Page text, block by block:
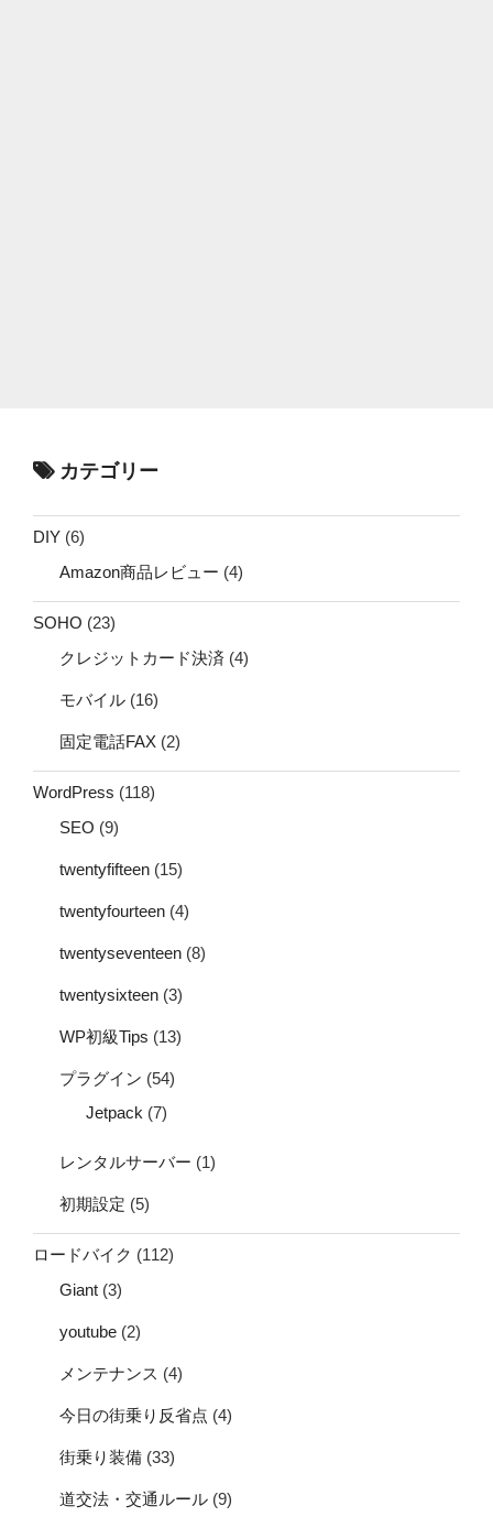
カテゴリー
DIY (6)
Amazon商品レビュー (4)
SOHO (23)
クレジットカード決済 (4)
モバイル (16)
固定電話FAX (2)
WordPress (118)
SEO (9)
twentyfifteen (15)
twentyfourteen (4)
twentyseventeen (8)
twentysixteen (3)
WP初級Tips (13)
プラグイン (54)
Jetpack (7)
レンタルサーバー (1)
初期設定 (5)
ロードバイク (112)
Giant (3)
youtube (2)
メンテナンス (4)
今日の街乗り反省点 (4)
街乗り装備 (33)
道交法・交通ルール (9)